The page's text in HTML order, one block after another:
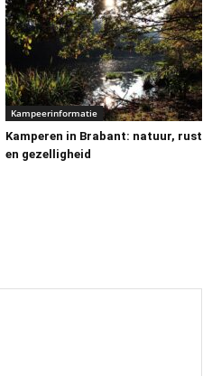
Kampeerinformatie
Kamperen in Brabant: natuur, rust
en gezelligheid